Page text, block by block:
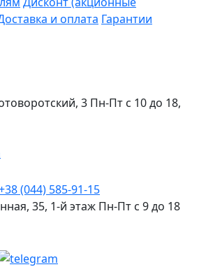
и оплата Гарантии
3 Пн-Пт c 10 до 18,
(044) 585-91-15
35, 1-й этаж Пн-Пт с 9 до 18